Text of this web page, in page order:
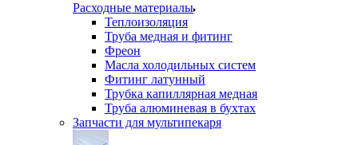
Расходные материалы
Теплоизоляция
Труба медная и фитинг
Фреон
Масла холодильных систем
Фитинг латунный
Трубка капиллярная медная
Труба алюминевая в бухтах
Запчасти для мультипекаря